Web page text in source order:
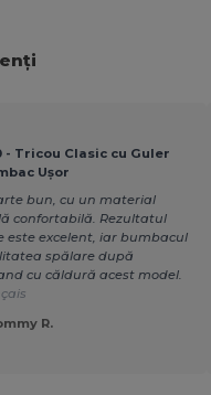
- Tricou Clasic cu Guler
Ușor
bun, cu un material
confortabilă. Rezultatul
este excelent, iar bumbacul
spălare după
cu căldură acest model.
R.